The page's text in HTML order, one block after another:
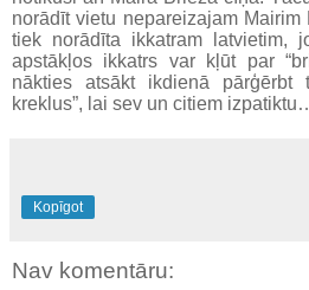
norādīt vietu nepareizajam
tiek norādīta ikkatram latvietim,
apstākļos ikkatrs var kļūt par
nākties atsākt ikdienā pārģērbt
kreklus”, lai sev un citiem
Kopīgot
Nav komentāru: